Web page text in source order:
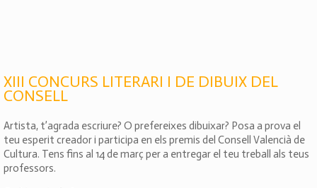
XIII CONCURS LITERARI I DE DIBUIX DEL
CONSELL
Artista, t’agrada escriure? O prefereixes dibuixar? Posa a prova el
teu esperit creador i participa en els premis del Consell Valencià de
Cultura. Tens fins al 14 de març per a entregar el teu treball als teus
professors.